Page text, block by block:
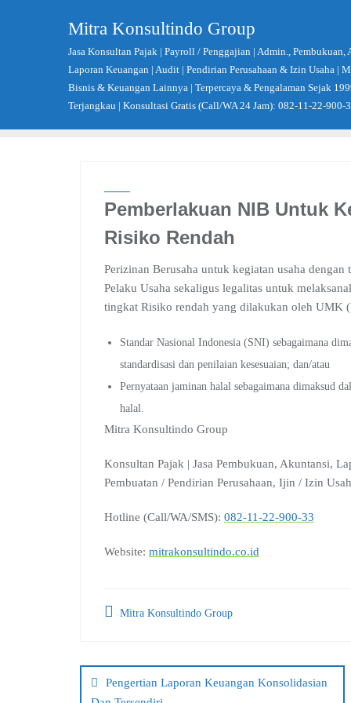
Mitra Konsultindo Group
Jasa Konsultan Pajak | Payroll / Penggajian | Admin., Pembukuan,
Laporan Keuangan | Audit | Pendirian Perusahaan & Izin Usaha |
Bisnis & Keuangan Lainnya | Terpercaya & Pengalaman Sejak
Terjangkau | Konsultasi Gratis (Call/WA 24 Jam): 082-11-22-900-
Pemberlakuan NIB Untuk
Risiko Rendah
Perizinan Berusaha untuk kegiatan usaha
Pelaku Usaha sekaligus legalitas untuk
tingkat Risiko rendah yang dilakukan oleh UMK
Standar Nasional Indonesia (SNI) sebagaimana
standardisasi dan penilaian kesesuaian; dan/atau
Pernyataan jaminan halal sebagaimana dimaksud
halal.
Mitra Konsultindo Group
Konsultan Pajak | Jasa Pembukuan, Akuntansi,
Pembuatan / Pendirian Perusahaan, Ijin / Izin
Hotline (Call/WA/SMS): 082-11-22-900-33
Website: mitrakonsultindo.co.id
Mitra Konsultindo Group
navigation
Pengertian Laporan Keuangan Konsolidasian